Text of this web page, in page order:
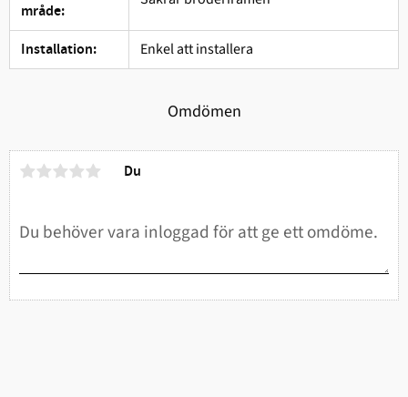
mråde:
Installation: Enkel att installera
Omdömen
Du